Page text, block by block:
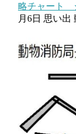
略チャート
月6日 思い出